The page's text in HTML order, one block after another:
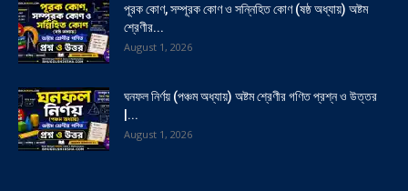
পূরক কোণ, সম্পূরক কোণ ও সন্নিহিত কোণ (ষষ্ঠ অধ্যায়) অষ্টম
শ্রেণীর...
August 1, 2026
ঘনফল নির্ণয় (পঞ্চম অধ্যায়) অষ্টম শ্রেণীর গণিত প্রশ্ন ও উত্তর
|...
August 1, 2026